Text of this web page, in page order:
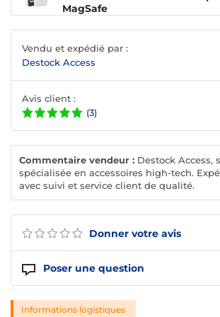
Donner votre avis
Poser une question
MagSafe
Vendu et expédié par :
Destock Access
Avis client :
(3)
Commentaire vendeur : Destock Access,
spécialisée en accessoires high-tech.
avec suivi et service client de qualité.
Informations logistiques